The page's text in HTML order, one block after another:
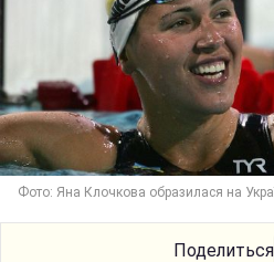
Фото: Яна Клочкова образилася на
Поделиться